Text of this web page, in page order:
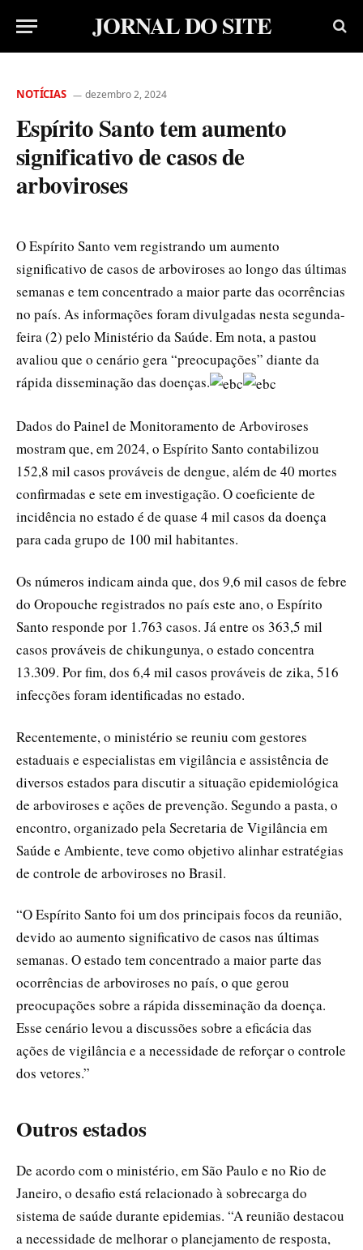
JORNAL DO SITE
NOTÍCIAS dezembro 2, 2024
Espírito Santo tem aumento
significativo de casos de
arboviroses
O Espírito Santo vem registrando um aumento
significativo de casos de arboviroses ao longo das últimas
semanas e tem concentrado a maior parte das ocorrências
no país. As informações foram divulgadas nesta segunda-
feira (2) pelo Ministério da Saúde. Em nota, a pastou
avaliou que o cenário gera “preocupações” diante da
rápida disseminação das doenças.
Dados do Painel de Monitoramento de Arboviroses
mostram que, em 2024, o Espírito Santo contabilizou
152,8 mil casos prováveis de dengue, além de 40 mortes
confirmadas e sete em investigação. O coeficiente de
incidência no estado é de quase 4 mil casos da doença
para cada grupo de 100 mil habitantes.
Os números indicam ainda que, dos 9,6 mil casos de febre
do Oropouche registrados no país este ano, o Espírito
Santo responde por 1.763 casos. Já entre os 363,5 mil
casos prováveis de chikungunya, o estado concentra
13.309. Por fim, dos 6,4 mil casos prováveis de zika, 516
infecções foram identificadas no estado.
Recentemente, o ministério se reuniu com gestores
estaduais e especialistas em vigilância e assistência de
diversos estados para discutir a situação epidemiológica
de arboviroses e ações de prevenção. Segundo a pasta, o
encontro, organizado pela Secretaria de Vigilância em
Saúde e Ambiente, teve como objetivo alinhar estratégias
de controle de arboviroses no Brasil.
“O Espírito Santo foi um dos principais focos da reunião,
devido ao aumento significativo de casos nas últimas
semanas. O estado tem concentrado a maior parte das
ocorrências de arboviroses no país, o que gerou
preocupações sobre a rápida disseminação da doença.
Esse cenário levou a discussões sobre a eficácia das
ações de vigilância e a necessidade de reforçar o controle
dos vetores.”
Outros estados
De acordo com o ministério, em São Paulo e no Rio de
Janeiro, o desafio está relacionado à sobrecarga do
sistema de saúde durante epidemias. “A reunião destacou
a necessidade de melhorar o planejamento de resposta,